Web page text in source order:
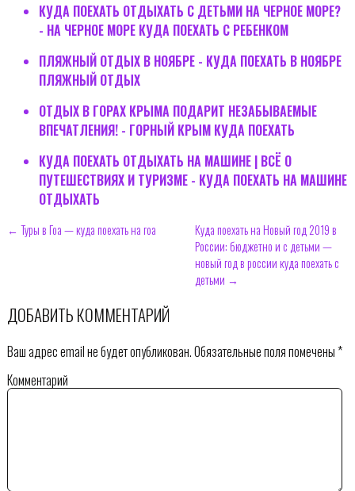
КУДА ПОЕХАТЬ ОТДЫХАТЬ С ДЕТЬМИ НА ЧЕРНОЕ МОРЕ?
- НА ЧЕРНОЕ МОРЕ КУДА ПОЕХАТЬ С РЕБЕНКОМ
ПЛЯЖНЫЙ ОТДЫХ В НОЯБРЕ - КУДА ПОЕХАТЬ В НОЯБРЕ
ПЛЯЖНЫЙ ОТДЫХ
ОТДЫХ В ГОРАХ КРЫМА ПОДАРИТ НЕЗАБЫВАЕМЫЕ
ВПЕЧАТЛЕНИЯ! - ГОРНЫЙ КРЫМ КУДА ПОЕХАТЬ
КУДА ПОЕХАТЬ ОТДЫХАТЬ НА МАШИНЕ | ВСЁ О
ПУТЕШЕСТВИЯХ И ТУРИЗМЕ - КУДА ПОЕХАТЬ НА МАШИНЕ
ОТДЫХАТЬ
← Туры в Гоа — куда поехать на гоа
Куда поехать на Новый год 2019 в
России: бюджетно и с детьми —
новый год в россии куда поехать с
детьми →
ДОБАВИТЬ КОММЕНТАРИЙ
Ваш адрес email не будет опубликован.Обязательные поля помечены*
Комментарий